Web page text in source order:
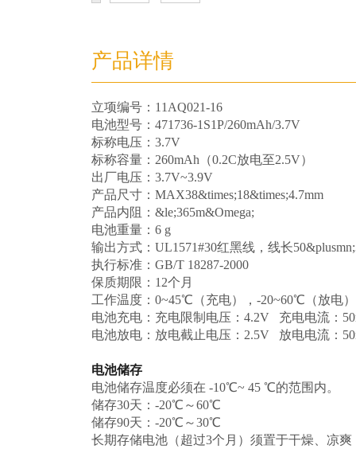
产品详情
立项编号：11AQ021-16
电池型号：471736-1S1P/260mAh/3.7V
标称电压：3.7V
标称容量：260mAh（0.2C放电至2.5V）
出厂电压：3.7V~3.9V
产品尺寸：MAX38&times;18&times;4.7mm
产品内阻：&le;365m&Omega;
电池重量：6 g
输出方式：UL1571#30红黑线，线长
执行标准：GB/T 18287-2000
保质期限：12个月
工作温度：0~45℃（充电），-20~60℃（放电）
电池充电：充电限制电压：4.2V 充电电流：
电池放电：放电截止电压：2.5V 放电电流：
电池
电池储存温度必须在 -10℃~ 45 ℃的范围内。
储存30天：-20℃～60℃
储存90天：-20℃～30℃
长期存储电池（超过3个月）须置于干燥、凉